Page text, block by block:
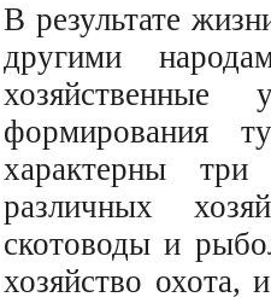
В результате
другими
хозяйственные
формирования
характерны
различных
скотоводы и
хозяйство охота,